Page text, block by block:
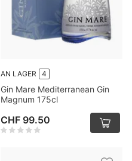
AN LAGER 4
Gin Mare Mediterranean Gin
Magnum 175cl
CHF 99.50